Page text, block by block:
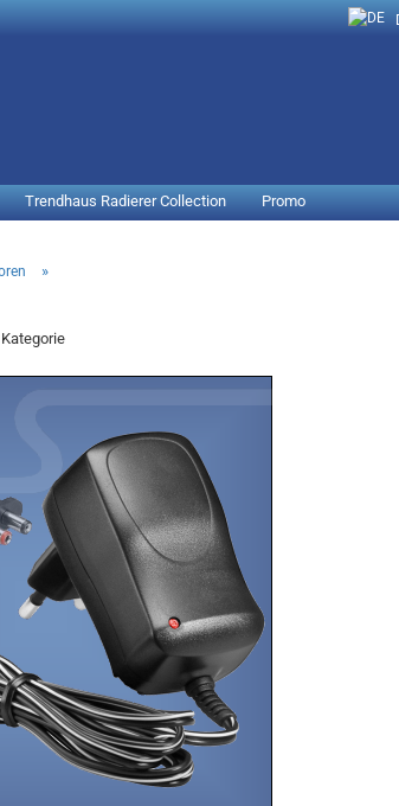
Trendhaus Radierer Collection Promo
»